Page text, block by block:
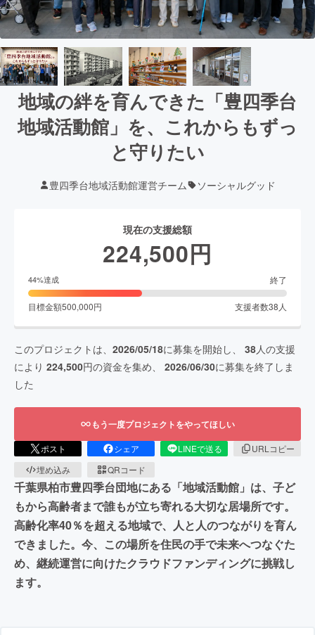
地域の絆を育んできた「豊四季台
地域活動館」を、これからもずっ
と守りたい
豊四季台地域活動館運営チーム ソーシャルグッド
現在の支援総額
224,500円
44%達成 終了
目標金額500,000円 支援者数38 人
このプロジェクトは、 2026/05/18に募集を開始し、 38人の支援
により 224,500円の資金を集め、 2026/06/30に募集を終了しま
した
もう一度プロジェクトをやってほしい
ポスト シェア LINEで送る
URLコピー
埋め込み
QRコード
千葉県柏市豊四季台団地にある「地域活動館」は、子ど
もから高齢者まで誰もが立ち寄れる大切な居場所です。
高齢化率40％を超える地域で、人と人のつながりを育ん
できました。今、この場所を住民の手で未来へつなぐた
め、継続運営に向けたクラウドファンディングに挑戦し
ます。